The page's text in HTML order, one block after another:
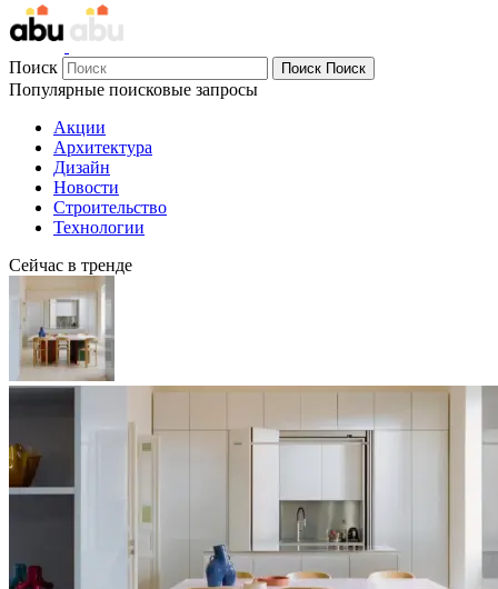
Поиск Поиск Поиск
Популярные поисковые запросы
Акции
Архитектура
Дизайн
Новости
Строительство
Технологии
Сейчас в тренде